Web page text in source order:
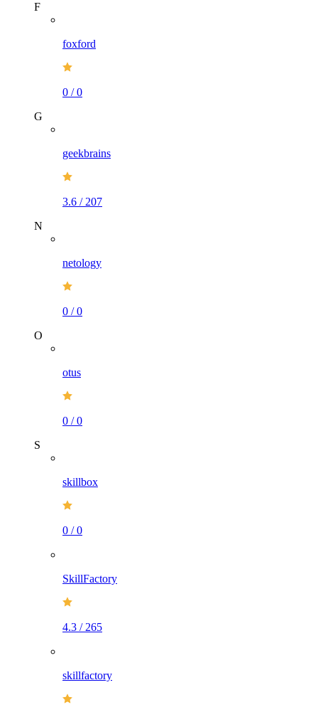
F
foxford
0 /0
G
geekbrains
3.6 / 207
N
netology
0 /0
O
otus
0 /0
S
skillbox
0 /0
SkillFactory
4.3 / 265
skillfactory